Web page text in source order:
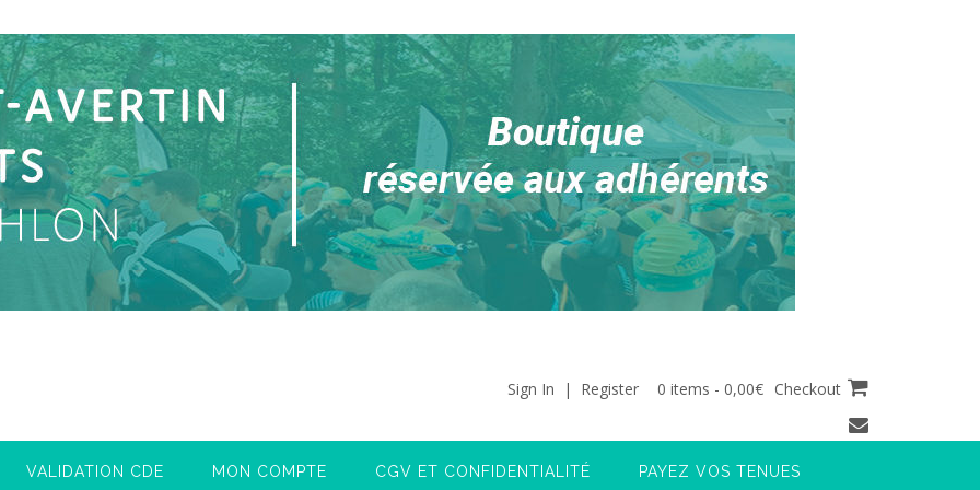
Sign In | Register 0 items - 0,00€ Checkout
VALIDATION CDE MON COMPTE CGV ET CONFIDENTIALITÉ PAYEZ VOS TENUES